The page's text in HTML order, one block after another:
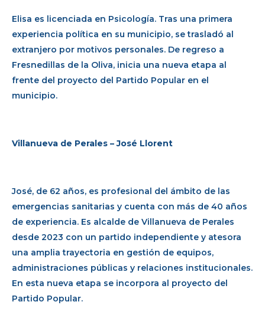
Elisa es licenciada en Psicología. Tras una primera
experiencia política en su municipio, se trasladó al
extranjero por motivos personales. De regreso a
Fresnedillas de la Oliva, inicia una nueva etapa al
frente del proyecto del Partido Popular en el
municipio.
Villanueva de Perales – José Llorent
José, de 62 años, es profesional del ámbito de las
emergencias sanitarias y cuenta con más de 40 años
de experiencia. Es alcalde de Villanueva de Perales
desde 2023 con un partido independiente y atesora
una amplia trayectoria en gestión de equipos,
administraciones públicas y relaciones institucionales.
En esta nueva etapa se incorpora al proyecto del
Partido Popular.